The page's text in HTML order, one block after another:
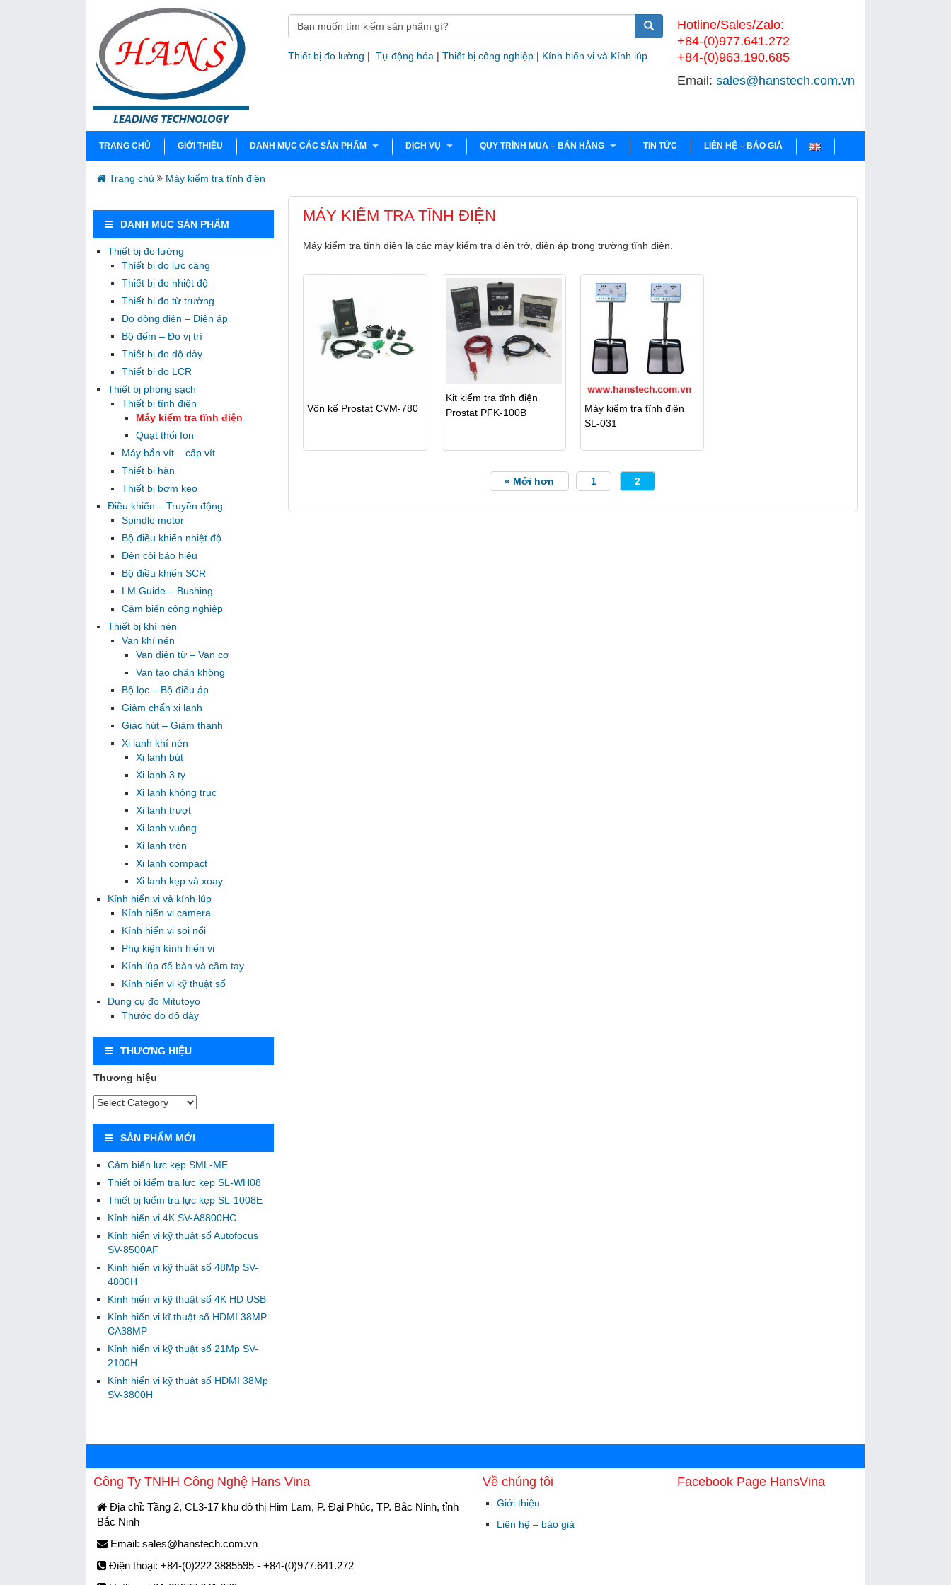
Thiết bị đo lường | Tự động hóa | Thiết bị công nghiệp | Kính hiển vi và Kính lúp
Hotline/Sales/Zalo:
+84-(0)977.641.272
+84-(0)963.190.685
Email: sales@hanstech.com.vn
TRANG CHỦ GIỚI THIỆU DANH MỤC CÁC SẢN PHẨM DỊCH VỤ QUY TRÌNH MUA – BÁN HÀNG TIN TỨC LIÊN HỆ – BÁO GIÁ
Trang chủ Máy kiểm tra tĩnh điện
DANH MỤC SẢN PHẨM
Thiết bị đo lường
Thiết bị đo lực căng
Thiết bị đo nhiệt độ
Thiết bị đo từ trường
Đo dòng điện – Điện áp
Bộ đếm – Đo vị trí
Thiết bị đo dộ dày
Thiết bị đo LCR
Thiết bị phòng sạch
Thiết bị tĩnh điện
Máy kiểm tra tĩnh điện
Quạt thổi Ion
Máy bắn vít – cấp vít
Thiết bị hàn
Thiết bị bơm keo
Điều khiển – Truyền động
Spindle motor
Bộ điều khiển nhiệt độ
Đèn còi báo hiệu
Bộ điều khiển SCR
LM Guide – Bushing
Cảm biến công nghiệp
Thiết bị khí nén
Van khí nén
Van điện từ – Van cơ
Van tạo chân không
Bộ lọc – Bộ điều áp
Giảm chấn xi lanh
Giác hút – Giảm thanh
Xi lanh khí nén
Xi lanh bút
Xi lanh 3 ty
Xi lanh không trục
Xi lanh trượt
Xi lanh vuông
Xi lanh tròn
Xi lanh compact
Xi lanh kẹp và xoay
Kính hiển vi và kính lúp
Kính hiển vi camera
Kính hiển vi soi nổi
Phụ kiện kính hiển vi
Kính lúp để bàn và cầm tay
Kính hiển vi kỹ thuật số
Dụng cụ đo Mitutoyo
Thước đo độ dày
THƯƠNG HIỆU
Thương hiệu
SẢN PHẨM MỚI
Cảm biến lực kẹp SML-ME
Thiết bị kiểm tra lực kẹp SL-WH08
Thiết bị kiểm tra lực kẹp SL-1008E
Kính hiển vi 4K SV-A8800HC
Kính hiển vi kỹ thuật số Autofocus
SV-8500AF
Kính hiển vi kỹ thuật số 48Mp SV-
4800H
Kính hiển vi kỹ thuật số 4K HD USB
Kính hiển vi kĩ thuật số HDMI 38MP
CA38MP
Kính hiển vi kỹ thuật số 21Mp SV-
2100H
Kính hiển vi kỹ thuật số HDMI 38Mp
SV-3800H
MÁY KIỂM TRA TĨNH ĐIỆN
Máy kiểm tra tĩnh điện là các máy kiểm tra điện trở, điện áp trong trường tĩnh điện.
Vôn kế Prostat CVM-780
Kit kiểm tra tĩnh điện
Prostat PFK-100B
Máy kiểm tra tĩnh điện
SL-031
« Mới hơn 1 2
Công Ty TNHH Công Nghệ Hans Vina
Địa chỉ: Tầng 2, CL3-17 khu đô thị Him Lam, P. Đại Phúc, TP. Bắc Ninh, tỉnh
Bắc Ninh
Email: sales@hanstech.com.vn
Điện thoại: +84-(0)222 3885595 - +84-(0)977.641.272
Về chúng tôi
Giới thiệu
Liên hệ – báo giá
Facebook Page HansVina